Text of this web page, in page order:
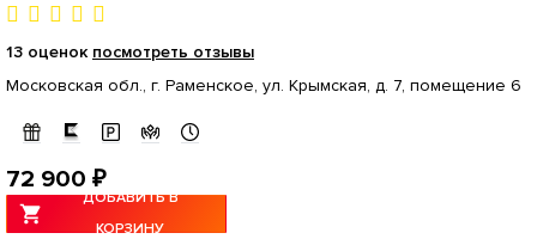
13 оценок посмотреть отзывы
Московская обл., г. Раменское, ул. Крымская, д. 7, помещение 6
72 900 ₽
ДОБАВИТЬ В
КОРЗИНУ